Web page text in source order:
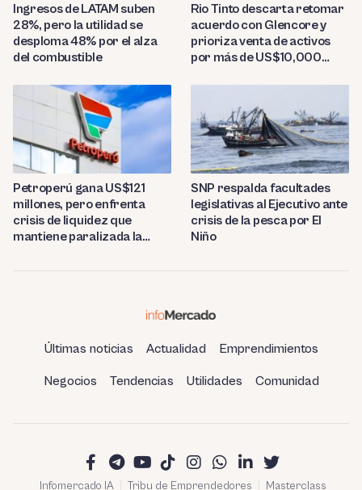
Ingresos de LATAM suben
28%, pero la utilidad se
desploma 48% por el alza
del combustible
Rio Tinto descarta retomar
acuerdo con Glencore y
prioriza venta de activos
por más de US$10,000
Petroperú gana US$121
millones, pero enfrenta
crisis de liquidez que
mantiene paralizada la
SNP respalda facultades
legislativas al Ejecutivo ante
crisis de la pesca por El
Niño
Últimas noticias Actualidad Emprendimientos
Negocios Tendencias Utilidades Comunidad
Infomercado IA Tribu de Emprendedores Masterclass